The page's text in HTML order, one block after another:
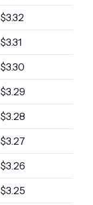
$3.32
$3.31
$3.30
$3.29
$3.28
$3.27
$3.26
$3.25